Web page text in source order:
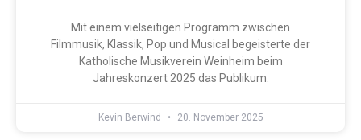
Mit einem vielseitigen Programm zwischen
Filmmusik, Klassik, Pop und Musical begeisterte der
Katholische Musikverein Weinheim beim
Jahreskonzert 2025 das Publikum.
Kevin Berwind 20. November 2025